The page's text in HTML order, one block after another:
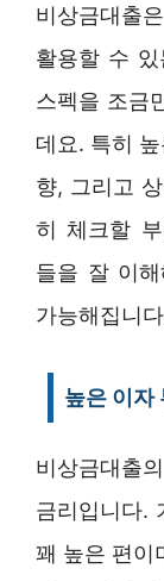
비상금대출
활용할 수
스펙을 조금
데요. 특히
향, 그리고
히 체크할
들을 잘 이
가능해집니
높은 이자
비상금대출
금리입니다.
꽤 높은 편이